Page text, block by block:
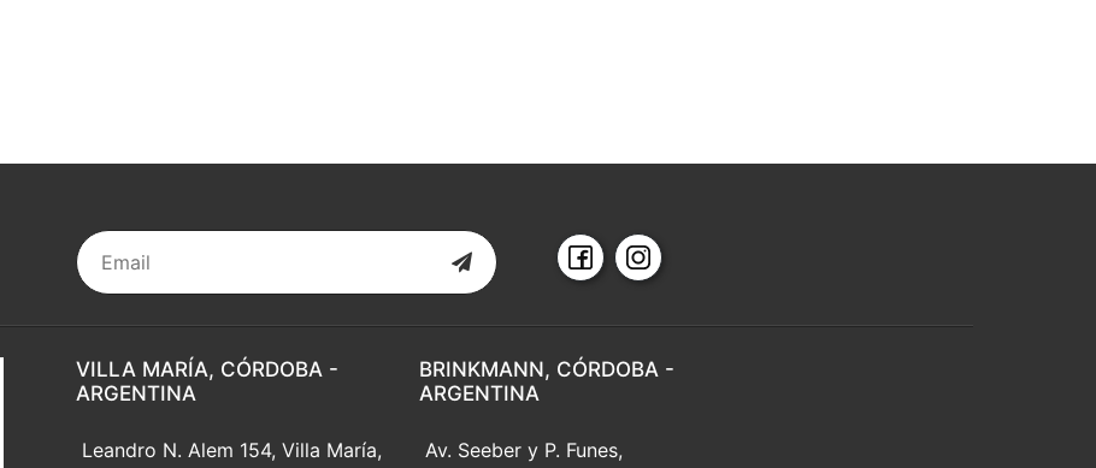
VILLA MARÍA, CÓRDOBA -
ARGENTINA
Leandro N. Alem 154, Villa María,
BRINKMANN, CÓRDOBA -
ARGENTINA
Av. Seeber y P. Funes,